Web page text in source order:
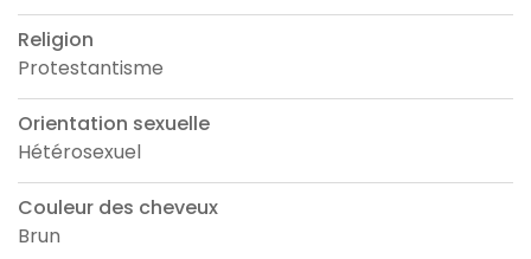
Religion
Protestantisme
Orientation sexuelle
Hétérosexuel
Couleur des cheveux
Brun